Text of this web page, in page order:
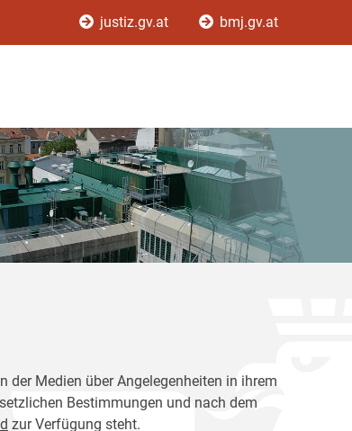
justiz.gv.at bmj.gv.at
Medien über Angelegenheiten in ihrem
Bestimmungen und nach dem
zur Verfügung steht.